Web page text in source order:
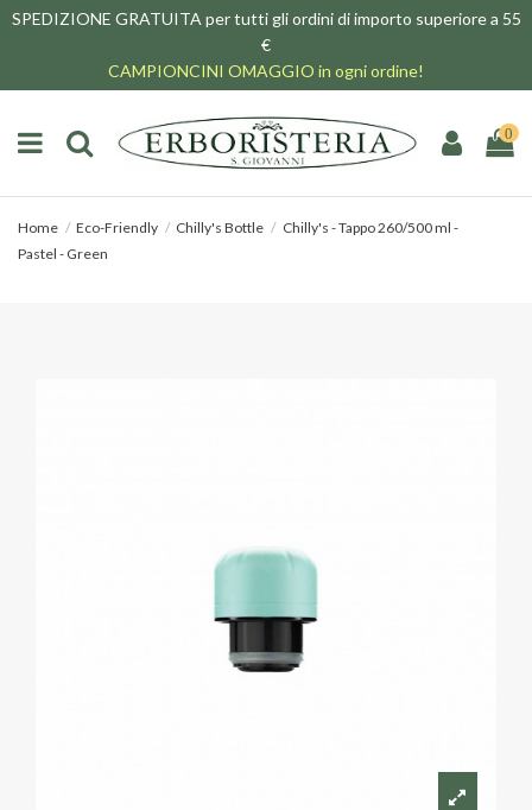
SPEDIZIONE GRATUITA per tutti gli ordini di importo superiore a 55
€
CAMPIONCINI OMAGGIO in ogni ordine!
0
Home Eco-Friendly Chilly's Bottle
Chilly's - Tappo 260/500 ml -
Pastel - Green